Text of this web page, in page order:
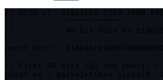
// First 48 bits (12 hex chars) =
const ms = parseInt(hex.slice(0,